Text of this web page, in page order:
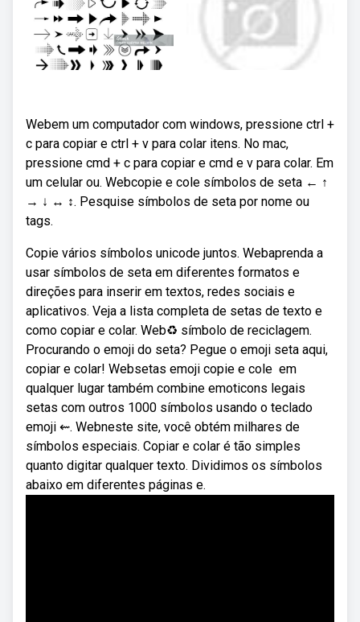
Webem um computador com windows, pressione ctrl +
c para copiar e ctrl + v para colar itens. No mac,
pressione cmd + c para copiar e cmd e v para colar. Em
um celular ou. Webcopie e cole símbolos de seta ← ↑
→ ↓ ↔ ↕. Pesquise símbolos de seta por nome ou
tags.
Copie vários símbolos unicode juntos. Webaprenda a
usar símbolos de seta em diferentes formatos e
direções para inserir em textos, redes sociais e
aplicativos. Veja a lista completa de setas de texto e
como copiar e colar. Web♻️ símbolo de reciclagem.
Procurando o emoji do seta? Pegue o emoji seta aqui,
copiar e colar! Websetas emoji copie e cole ️ em
qualquer lugar também combine emoticons legais
setas com outros 1000 símbolos usando o teclado
emoji ⇜. Webneste site, você obtém milhares de
símbolos especiais. Copiar e colar é tão simples
quanto digitar qualquer texto. Dividimos os símbolos
abaixo em diferentes páginas e.